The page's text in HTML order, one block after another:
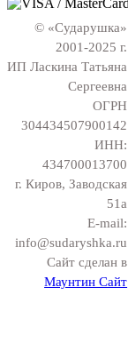
© «Сударушка»
2001-2025 г.
ИП Ласкина Татьяна
Сергеевна
ОГРН
304434507900142
ИНН:
434700013700
г. Киров, Заводская
51а
E-mail:
info@sudaryshka.ru
Сайт сделан в
Маунтин Сайт